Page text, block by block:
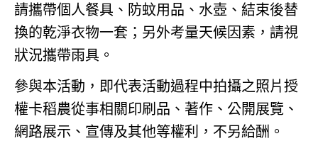
請攜帶個人餐具、防蚊用品、水壺、結束後替
換的乾淨衣物一套；另外考量天候因素，請視
狀況攜帶雨具。
參與本活動，即代表活動過程中拍攝之照片授
權卡稻農從事相關印刷品、著作、公開展覽、
網路展示、宣傳及其他等權利，不另給酬。